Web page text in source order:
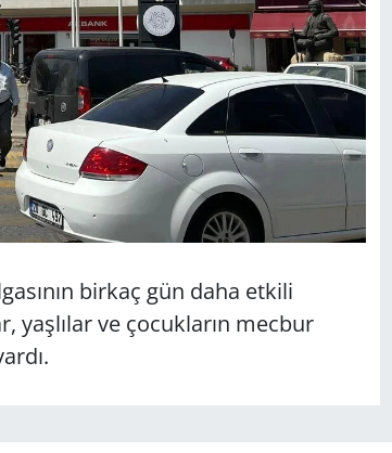
birkaç gün daha etkili
yaşlılar ve çocukların mecbur